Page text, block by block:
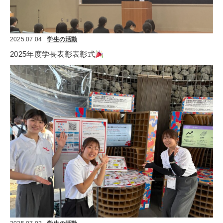
2025.07.04 学生の活動
2025年度学長表彰表彰式